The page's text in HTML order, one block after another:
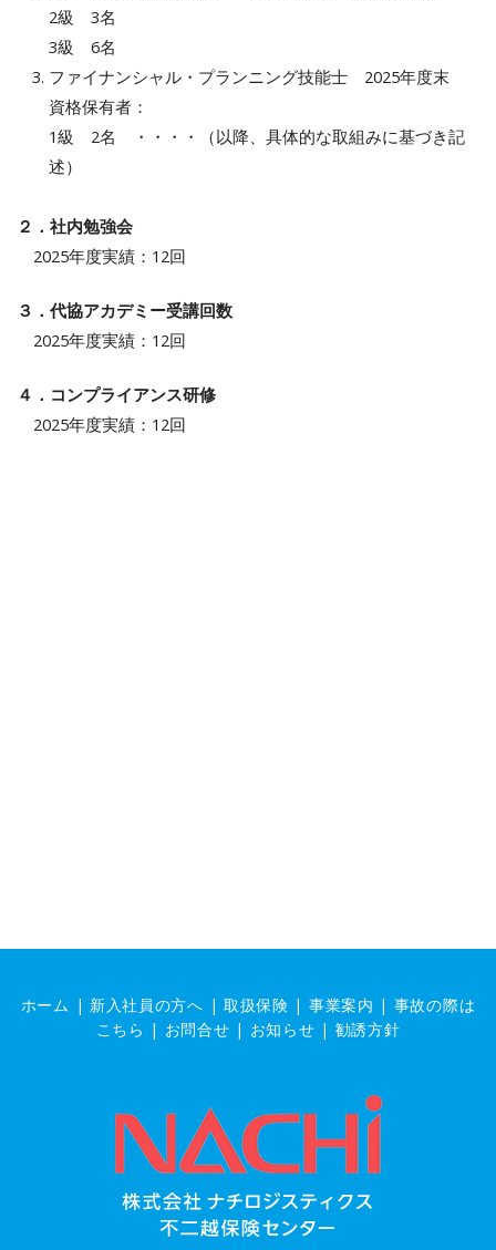
2級 3名
3級 6名
ファイナンシャル・プランニング技能士 2025年度末
資格保有者：
1級 2名 ・・・・（以降、具体的な取組みに基づき記
述）
２．社内勉強会
2025年度実績：12回
３．代協アカデミー受講回数
2025年度実績：12回
４．コンプライアンス研修
2025年度実績：12回
ホーム | 新入社員の方へ | 取扱保険 | 事業案内 | 事故の際は
こちら | お問合せ | お知らせ | 勧誘方針